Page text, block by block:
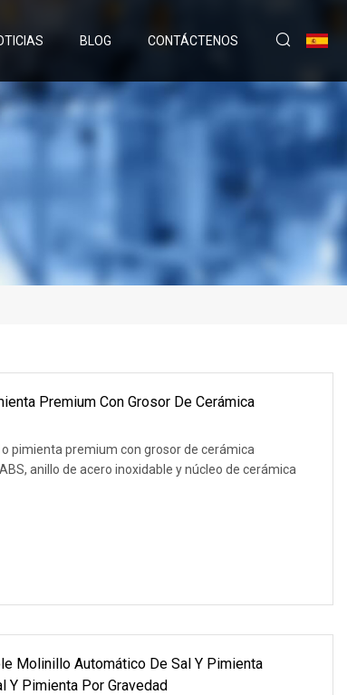
BLOG CONTÁCTENOS
Premium Con Grosor De Cerámica
pimienta premium con grosor de cerámica
anillo de acero inoxidable y núcleo de cerámica
Molinillo Automático De Sal Y Pimienta
Pimienta Por Gravedad